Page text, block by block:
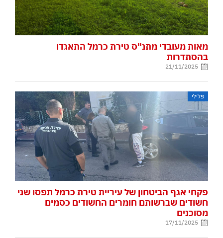
מאות מעובדי מתנ"ס טירת כרמל התאגדו
בהסתדרות
21/11/2025
פלילי
פקחי אגף הביטחון של עיריית טירת כרמל תפסו שני
חשודים שברשותם חומרים החשודים כסמים
מסוכנים
17/11/2025